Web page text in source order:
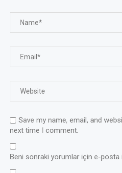
Save my name, email, and
next time I comment.
Beni sonraki yorumlar için e-posta